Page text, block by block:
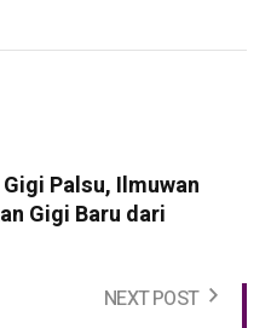
Palsu, Ilmuwan
Gigi Baru dari
NEXT POST